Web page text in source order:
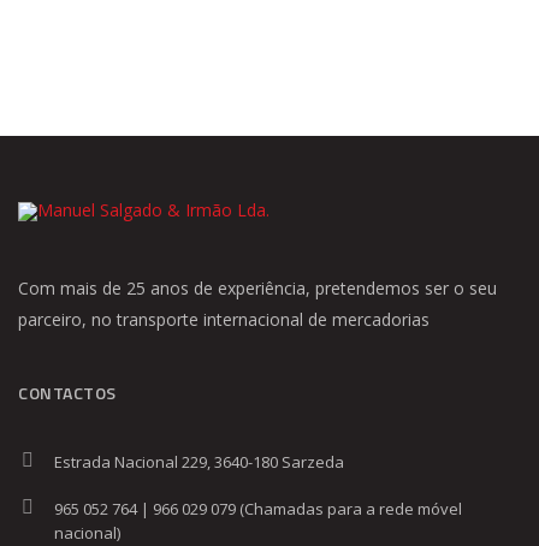
Com mais de 25 anos de experiência, pretendemos ser o seu
parceiro, no transporte internacional de mercadorias
CONTACTOS
Estrada Nacional 229, 3640-180 Sarzeda
965 052 764 | 966 029 079 (Chamadas para a rede móvel
nacional)